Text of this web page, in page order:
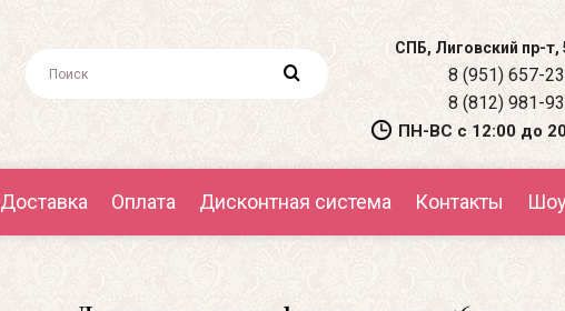
СПБ, Лиговский пр-т,
8 (951) 657-
8 (812) 981-
ПН-ВС с 12:00 до
Доставка Оплата Дисконтная система Контакты